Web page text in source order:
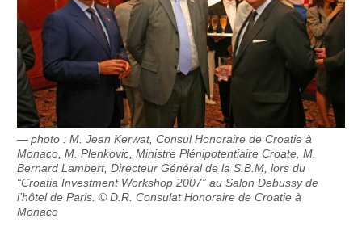
photo : M. Jean Kerwat, Consul Honoraire de Croatie à
Monaco, M. Plenkovic, Ministre Plénipotentiaire Croate, M.
Bernard Lambert, Directeur Général de la S.B.M, lors du
“Croatia Investment Workshop 2007” au Salon Debussy de
l’hôtel de Paris. © D.R. Consulat Honoraire de Croatie à
Monaco